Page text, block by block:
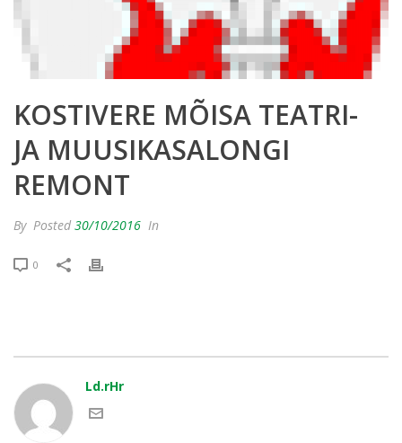
KOSTIVERE MÕISA TEATRI-
JA MUUSIKASALONGI
REMONT
By Posted 30/10/2016 In
0
Ld.rHr